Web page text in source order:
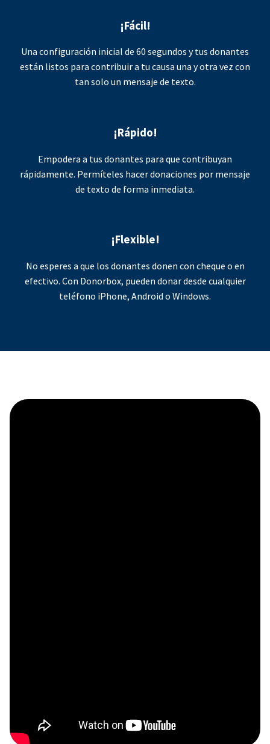
¡Fácil!
Una configuración inicial de 60 segundos y tus donantes
están listos para contribuir a tu causa una y otra vez con
tan solo un mensaje de texto.
¡Rápido!
Empodera a tus donantes para que contribuyan
rápidamente. Permíteles hacer donaciones por mensaje
de texto de forma inmediata.
¡Flexible!
No esperes a que los donantes donen con cheque o en
efectivo. Con Donorbox, pueden donar desde cualquier
teléfono iPhone, Android o Windows.